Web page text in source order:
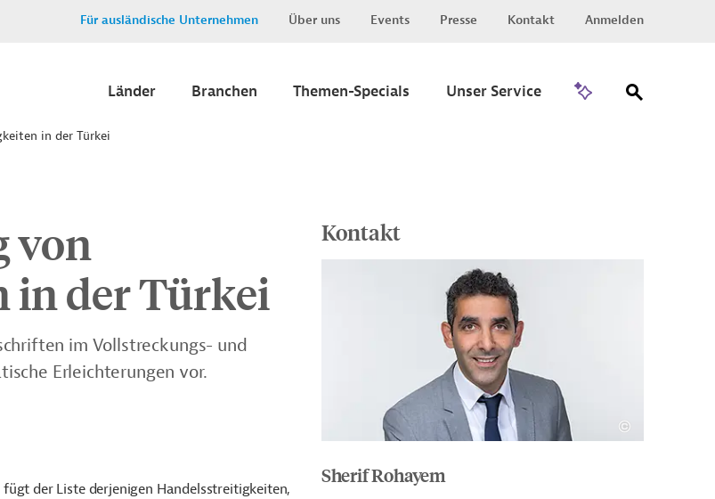
Für ausländische Unternehmen Über uns Events Presse Kontakt Anmelden
Länder Branchen Themen-Specials Unser Service
in der Türkei
von
in der Türkei
im Vollstreckungs- und
Erleichterungen vor.
fügt der Liste derjenigen Handelsstreitigkeiten,
Kontakt
Sherif Rohayem